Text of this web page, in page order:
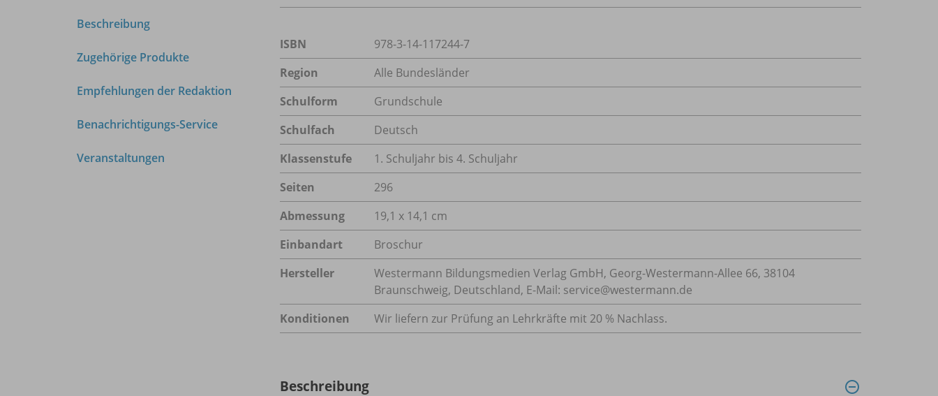
Beschreibung
Zugehörige Produkte
Empfehlungen der Redaktion
Benachrichtigungs-Service
Veranstaltungen
ISBN
978-3-14-117244-7
Region
Alle Bundesländer
Schulform
Grundschule
Schulfach
Deutsch
Klassenstufe
1. Schuljahr bis 4. Schuljahr
Seiten
296
Abmessung
19,1 x 14,1 cm
Einbandart
Broschur
Hersteller
Westermann Bildungsmedien Verlag GmbH, Georg-Westermann-Allee 66, 38104
Braunschweig, Deutschland, E-Mail: service@westermann.de
Konditionen
Wir liefern zur Prüfung an Lehrkräfte mit 20 % Nachlass.
Beschreibung